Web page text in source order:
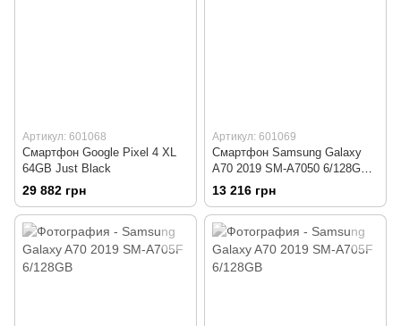
Артикул: 601068
Смартфон Google Pixel 4 XL
64GB Just Black
29 882 грн
Артикул: 601069
Смартфон Samsung Galaxy
A70 2019 SM-A7050 6/128GB
Black
13 216 грн